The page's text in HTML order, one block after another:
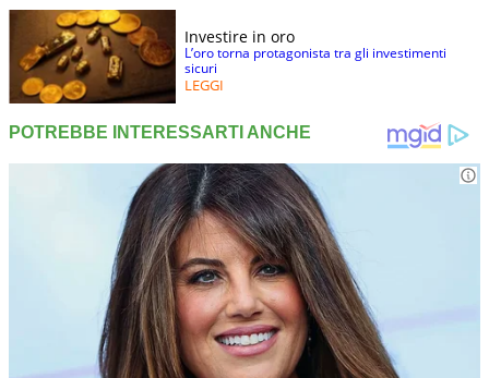
Investire in oro
L’oro torna protagonista tra gli investimenti
sicuri
LEGGI